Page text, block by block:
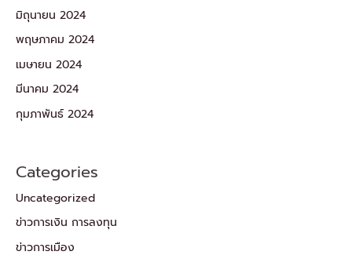
มิถุนายน 2024
พฤษภาคม 2024
เมษายน 2024
มีนาคม 2024
กุมภาพันธ์ 2024
Categories
Uncategorized
ข่าวการเงิน การลงทุน
ข่าวการเมือง